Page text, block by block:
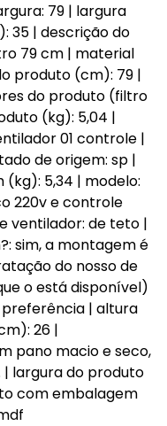
79 | largura
35 | descrição do
79 cm | material
produto (cm): 79 |
do produto (filtro
(kg): 5,04 |
01 controle |
de origem: sp |
5,34 | modelo:
220v e controle
ventilador: de teto |
sim, a montagem é
do nosso de
o está disponível)
preferência | altura
26 |
pano macio e seco,
| largura do produto
com embalagem